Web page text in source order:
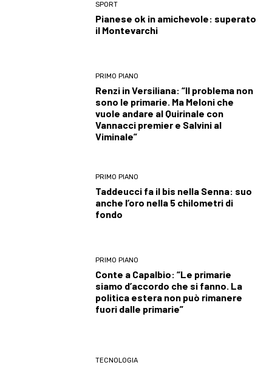
SPORT
Pianese ok in amichevole: superato
il Montevarchi
PRIMO PIANO
Renzi in Versiliana: “Il problema non
sono le primarie. Ma Meloni che
vuole andare al Quirinale con
Vannacci premier e Salvini al
Viminale”
PRIMO PIANO
Taddeucci fa il bis nella Senna: suo
anche l’oro nella 5 chilometri di
fondo
PRIMO PIANO
Conte a Capalbio: “Le primarie
siamo d’accordo che si fanno. La
politica estera non può rimanere
fuori dalle primarie”
TECNOLOGIA